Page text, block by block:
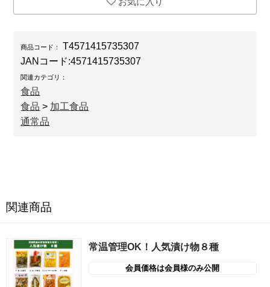
お気に入り
商品コード：
T4571415735307
JANコード:4571415735307
関連カテゴリ：
食品
食品 > 加工食品
通常品
関連商品
常温管理OK！人気漬け物８種
会員価格は会員様のみ公開